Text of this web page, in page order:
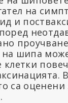
на
и
проучване
шипа
В
са оценени